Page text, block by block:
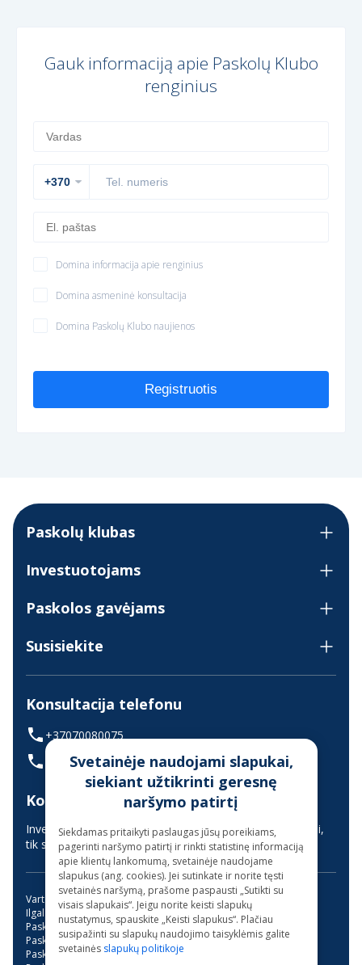
Gauk informaciją apie Paskolų Klubo
renginius
Domina informacija apie renginius
Domina asmeninė konsultacija
Domina Paskolų Klubo naujienos
Registruotis
Paskolų klubas
Investuotojams
Paskolos gavėjams
Susisiekite
Konsultacija telefonu
+37070080075
(skambinant iš užsienio +37068700300)
Konsultavimas gyvai
Investuotojų aptarnavimas vyksta nuotoliniu būdu (gyvai,
tik suderinus laiką iš anksto)
Vartojimo paskola
Kreditas internetu
Ilgalaikės paskolos be užstato
Mini paskola internetu
Paskola su bendraskoliu
Kreditai
Greitas kreditas
Paskola su verslo liudijimu
Paskola studijoms
Paskola be pabrangimo
Trumpalaikė paskola
Svetainėje naudojami slapukai,
siekiant užtikrinti geresnę
naršymo patirtį
Siekdamas pritaikyti paslaugas jūsų poreikiams,
pagerinti naršymo patirtį ir rinkti statistinę informaciją
apie klientų lankomumą, svetainėje naudojame
slapukus (ang. cookies). Jei sutinkate ir norite tęsti
svetainės naršymą, prašome paspausti „Sutikti su
visais slapukais“. Jeigu norite keisti slapukų
nustatymus, spauskite „Keisti slapukus“. Plačiau
susipažinti su slapukų naudojimo taisyklėmis galite
svetainės slapukų politikoje